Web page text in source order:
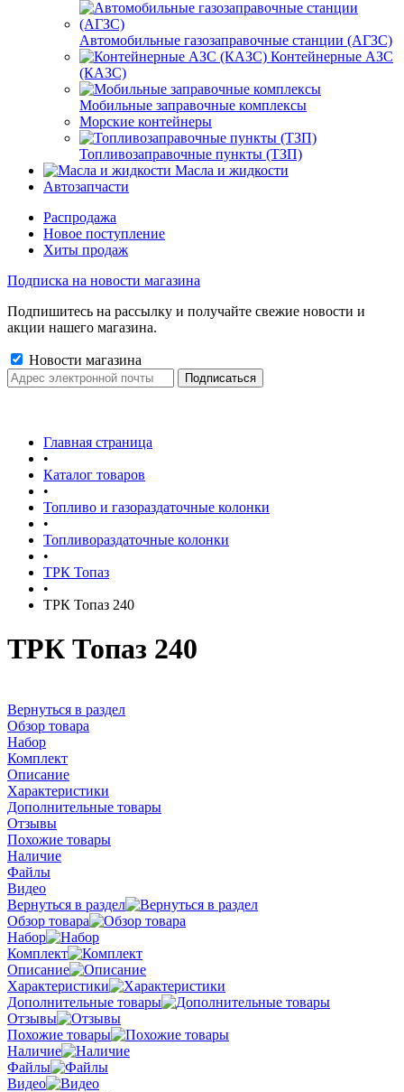
Автомобильные газозаправочные станции (АГЗС)
Контейнерные АЗС
(КАЗС)
Мобильные заправочные комплексы
Морские контейнеры
Топливозаправочные пункты (ТЗП)
Масла и жидкости
Автозапчасти
Распродажа
Новое поступление
Хиты продаж
Подписка на новости магазина
Подпишитесь на рассылку и получайте свежие новости и
акции нашего магазина.
Новости магазина
Главная страница
•
Каталог товаров
•
Топливо и газораздаточные колонки
•
Топливораздаточные колонки
•
ТРК Топаз
•
ТРК Топаз 240
ТРК Топаз 240
Вернуться в раздел
Обзор товара
Набор
Комплект
Описание
Характеристики
Дополнительные товары
Отзывы
Похожие товары
Наличие
Файлы
Видео
Вернуться в раздел
Обзор товара
Набор
Комплект
Описание
Характеристики
Дополнительные товары
Отзывы
Похожие товары
Наличие
Файлы
Видео